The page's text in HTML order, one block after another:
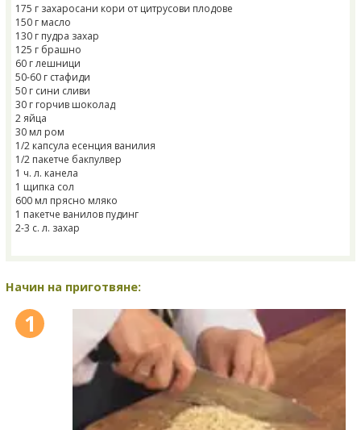
175 г захаросани кори от цитрусови плодове
150 г масло
130 г пудра захар
125 г брашно
60 г лешници
50-60 г стафиди
50 г сини сливи
30 г горчив шоколад
2 яйца
30 мл ром
1/2 капсула есенция ванилия
1/2 пакетче бакпулвер
1 ч. л. канела
1 щипка сол
600 мл прясно мляко
1 пакетче ванилов пудинг
2-3 с. л. захар
Начин на приготвяне:
1